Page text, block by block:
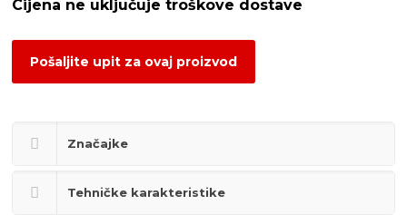
Pošaljite upit za ovaj proizvod
Značajke
Tehničke karakteristike